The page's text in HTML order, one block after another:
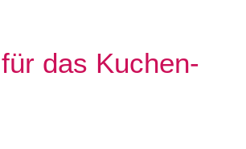
das Kuchen-